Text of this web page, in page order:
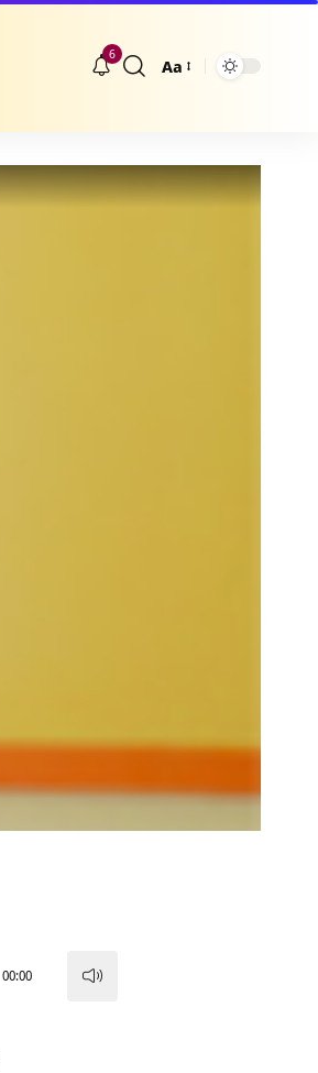
6
Größenänderung
Aa
00:00